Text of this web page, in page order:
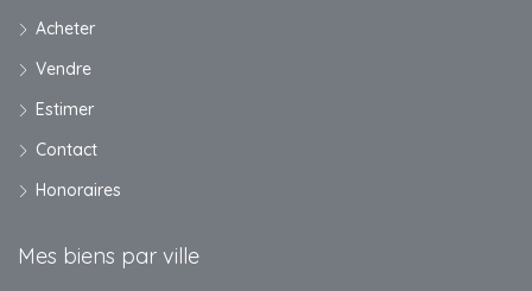
Acheter
Vendre
Estimer
Contact
Honoraires
Mes biens par ville